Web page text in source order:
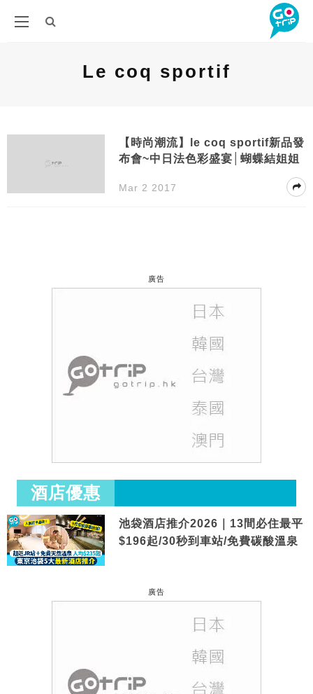
Le coq sportif
【時尚潮流】le coq sportif新品發
布會~中日法色彩盛宴│蝴蝶結姐姐
Mar 2 2017
廣告
酒店優惠
池袋酒店推介2026｜13間必住最平
$196起/30秒到車站/免費碳酸溫泉
廣告